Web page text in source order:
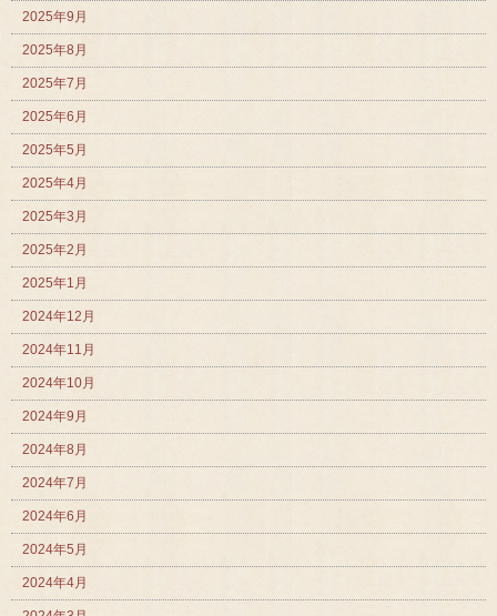
2025年9月
2025年8月
2025年7月
2025年6月
2025年5月
2025年4月
2025年3月
2025年2月
2025年1月
2024年12月
2024年11月
2024年10月
2024年9月
2024年8月
2024年7月
2024年6月
2024年5月
2024年4月